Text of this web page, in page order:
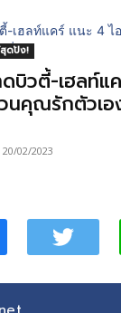
ดปัง!
บิวตี้-เฮลท์แ
นคุณรักตัวเ
20/02/2023